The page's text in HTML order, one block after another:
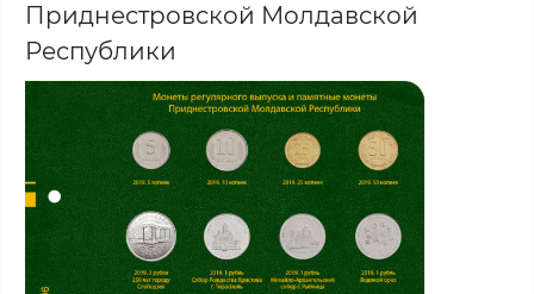
Приднестровской Молдавской
Республики